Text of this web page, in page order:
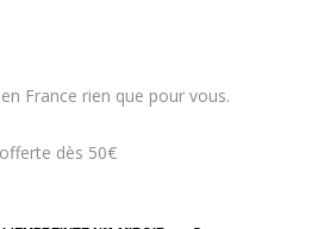
France rien que pour vous.
dès 50€